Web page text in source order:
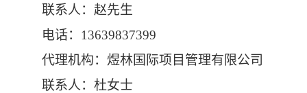
联系人： 赵先生
电话： 13639837399
代理机构：煜林国际项目管理有限公司
联系人： 杜女士